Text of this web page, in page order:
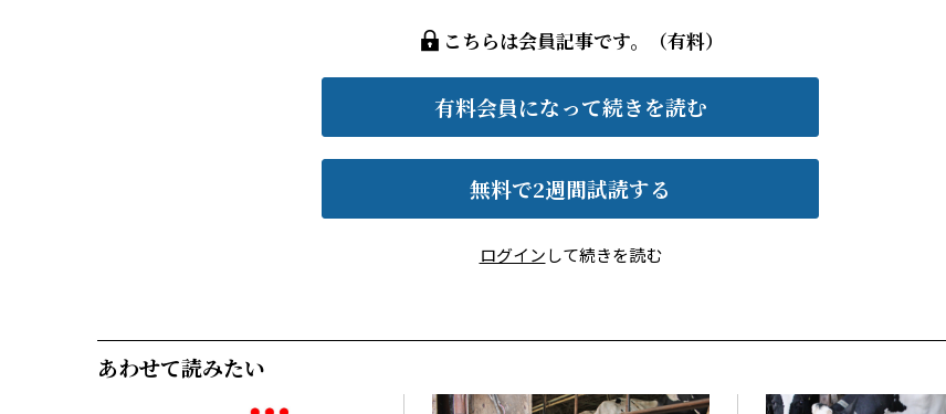
こちらは会員記事です。（有料）
有料会員になって続きを読む
無料で2週間試読する
ログインして続きを読む
あわせて読みたい